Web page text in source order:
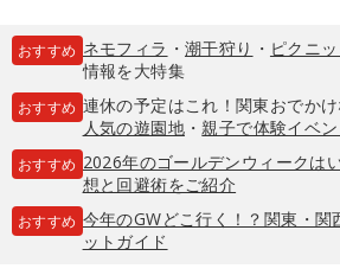
おすすめ ネモフィラ ・ 潮干狩り ・ ピクニ
情報を大特集
おすすめ 連休の予定はこれ！関東おでか
人気の遊園地・親子で体験イベン
おすすめ 2026年のゴールデンウィークは
想と回避術をご紹介
おすすめ 今年のGWどこ行く！？関東・関
ットガイド